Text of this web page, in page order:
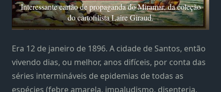
Interessante cartão de propaganda do Miramar, da coleção
do cartofilista Laire Giraud.
Era 12 de janeiro de 1896. A cidade de Santos, então
vivendo dias, ou melhor, anos difíceis, por conta das
séries intermináveis de epidemias de todas as
espécies (febre amarela, impaludismo, disenteria,